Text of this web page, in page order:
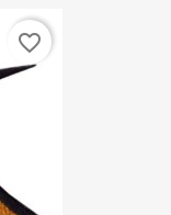
favorite_border